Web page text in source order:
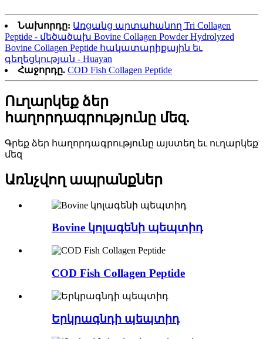
Նախորդը: Առցանց արտահանող Tri Collagen
Peptide - մեծածախ Bovine Collagen Powder Hydrolyzed
Bovine Collagen Peptide հակատարիքային եւ
գեղեցկության - Huayan
Հաջորդը. COD Fish Collagen Peptide
Ուղարկեք ձեր
հաղորդագրությունը մեզ.
Գրեք ձեր հաղորդագրությունը այստեղ եւ ուղարկեք
մեզ
Առնչվող ապրանքներ
Bovine կոլագենի պեպտիդ
COD Fish Collagen Peptide
Երկրագնդի պեպտիդ